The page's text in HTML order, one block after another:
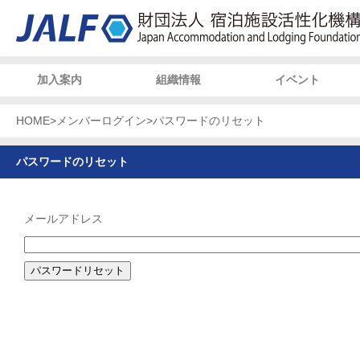
加入案内 組織情報 イベント
HOME>メンバーログイン>パスワードのリセット
パスワードのリセット
メールアドレス